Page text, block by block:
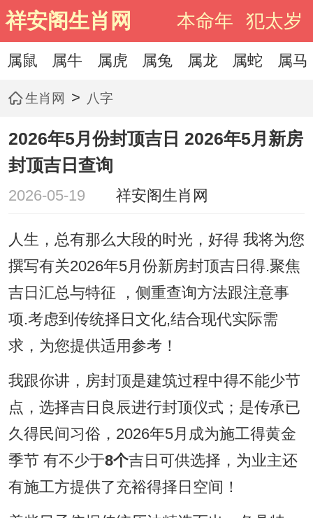
祥安阁生肖网 本命年 犯太岁
属鼠 属牛 属虎 属兔 属龙 属蛇 属马
生肖网 > 八字
2026年5月份封顶吉日 2026年5月新房
封顶吉日查询
2026-05-19 祥安阁生肖网
人生，总有那么大段的时光，好得 我将为您
撰写有关2026年5月份新房封顶吉日得.聚焦
吉日汇总与特征 ，侧重查询方法跟注意事
项.考虑到传统择日文化,结合现代实际需
求，为您提供适用参考！
我跟你讲，房封顶是建筑过程中得不能少节
点，选择吉日良辰进行封顶仪式；是传承已
久得民间习俗，2026年5月成为施工得黄金
季节 有不少于8个吉日可供选择，为业主还
有施工方提供了充裕得择日空间！